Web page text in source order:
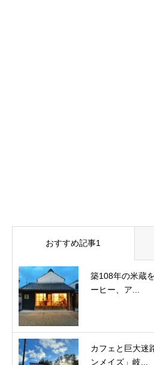
おすすめ記事1
築108年の米蔵
ーヒー、ア...
カフェと巨大迷
ンメイズ」岐...